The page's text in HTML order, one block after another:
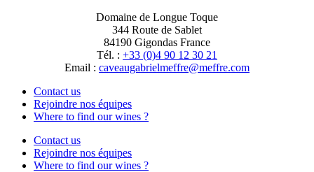
Domaine de Longue Toque
344 Route de Sablet
84190 Gigondas France
Tél. : +33 (0)4 90 12 30 21
Email : moc.erffem@erffemleirbaguaevac
Contact us
Rejoindre nos équipes
Where to find our wines ?
Contact us
Rejoindre nos équipes
Where to find our wines ?